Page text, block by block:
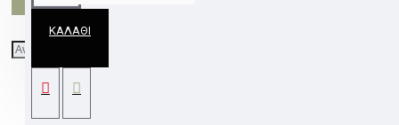
ΚΑΛΆΘΙ
ΓΥΑΛΙ ΜΑΥΡΟ ΜΑΤ ΕΞΩ-ΑΣΗΜΙ ΜΕΣΑ